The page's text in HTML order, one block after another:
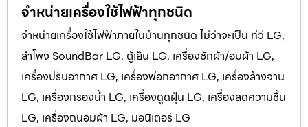
จำหน่ายเครื่องใช้ไฟฟ้าทุกชนิด
จำหน่ายเครื่องใช้ไฟฟ้าภายในบ้านทุกชนิด ไม่ว่าจะเป็น ทีวี LG,
ลำโพง SoundBar LG, ตู้เย็น LG, เครื่องซักผ้า/อบผ้า LG,
เครื่องปรับอากาศ LG, เครื่องฟอกอากาศ LG, เครื่องล้างจาน
LG, เครื่องกรองน้ำ LG, เครื่องดูดฝุ่น LG, เครื่องลดความชื้น
LG, เครื่องถนอมผ้า LG, มอนิเตอร์ LG